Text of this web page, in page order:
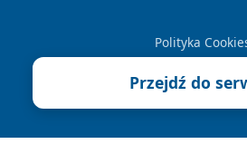
Polityka
Przejdź do